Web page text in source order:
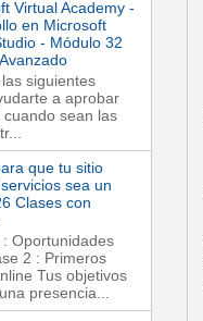
Virtual Academy -
en Microsoft
- Módulo 32
siguientes
a aprobar
sean las
que tu sitio
sea un
Clases con
Oportunidades
2 : Primeros
Tus objetivos
presencia...